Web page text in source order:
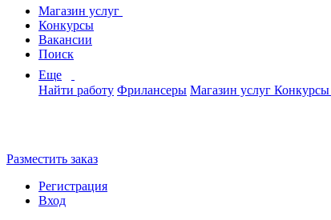
Магазин услуг
Конкурсы
Вакансии
Поиск
Еще
Найти работу Фрилансеры Магазин услуг Конкурсы
Разместить заказ
Регистрация
Вход